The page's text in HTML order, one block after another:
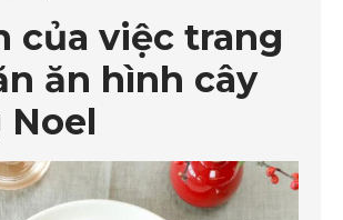
của việc trang
ăn hình cây